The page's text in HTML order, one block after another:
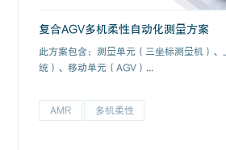
复合AGV多机柔性自动化测量方案
此方案包含：测量单元（三坐标测量机）、
统）、移动单元（AGV）...
AMR 多机柔性